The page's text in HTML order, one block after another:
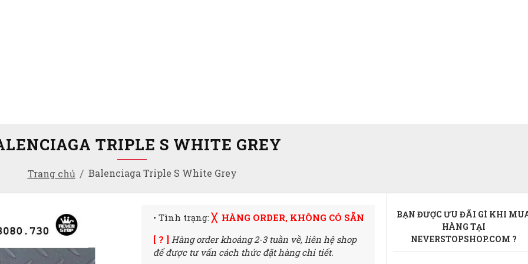
Trang chủ Balenciaga Triple S White Grey
TRIPLE S WHITE GREY
• Tình trạng:╳ HÀNG ORDER, KHÔNG CÓ SẴN
[ ? ] Hàng order khoảng 2-3 tuần về,liên hệ shop
để được tư vấn cách thức đặt hàng chi tiết.
BẠN ĐƯỢC ƯU ĐÃI GÌ KHI
HÀNG TẠI
NEVERSTOPSHOP.COM ?